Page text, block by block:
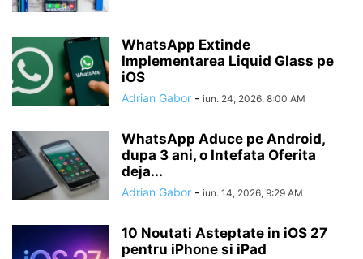
WhatsApp Extinde
Implementarea Liquid Glass pe
iOS
Adrian Gabor - iun. 24, 2026, 8:00 AM
WhatsApp Aduce pe Android,
dupa 3 ani, o Intefata Oferita
deja...
Adrian Gabor - iun. 14, 2026, 9:29 AM
10 Noutati Asteptate in iOS 27
pentru iPhone si iPad